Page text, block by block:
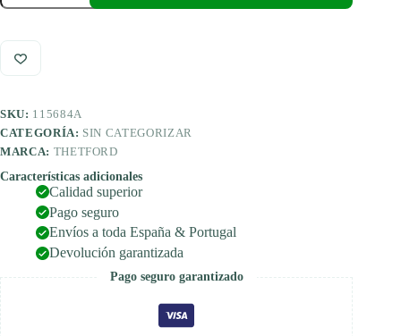
X
Derecha
(Serie
C400)
SKU: 115684A
CATEGORÍA: SIN CATEGORIZAR
MARCA: THETFORD
Características adicionales
Calidad superior
Pago seguro
Envíos a toda España & Portugal
Devolución garantizada
Pago seguro garantizado